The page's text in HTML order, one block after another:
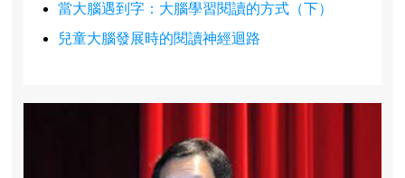
當大腦遇到字：大腦學習閱讀的方式（下）
兒童大腦發展時的閱讀神經迴路